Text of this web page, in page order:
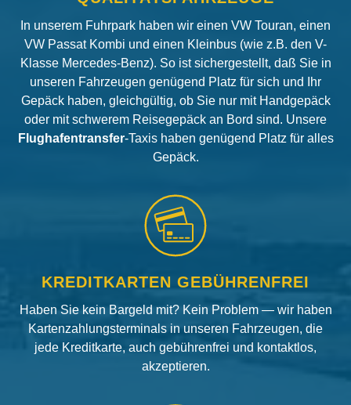
In unserem Fuhrpark haben wir einen VW Touran, einen
VW Passat Kombi und einen Kleinbus (wie z.B. den V-
Klasse Mercedes-Benz). So ist sichergestellt, daß Sie in
unseren Fahrzeugen genügend Platz für sich und Ihr
Gepäck haben, gleichgültig, ob Sie nur mit Handgepäck
oder mit schwerem Reisegepäck an Bord sind. Unsere
Flughafentransfer-Taxis haben genügend Platz für alles
Gepäck.
KREDITKARTEN GEBÜHRENFREI
Haben Sie kein Bargeld mit? Kein Problem — wir haben
Kartenzahlungsterminals in unseren Fahrzeugen, die
jede Kreditkarte, auch gebührenfrei und kontaktlos,
akzeptieren.